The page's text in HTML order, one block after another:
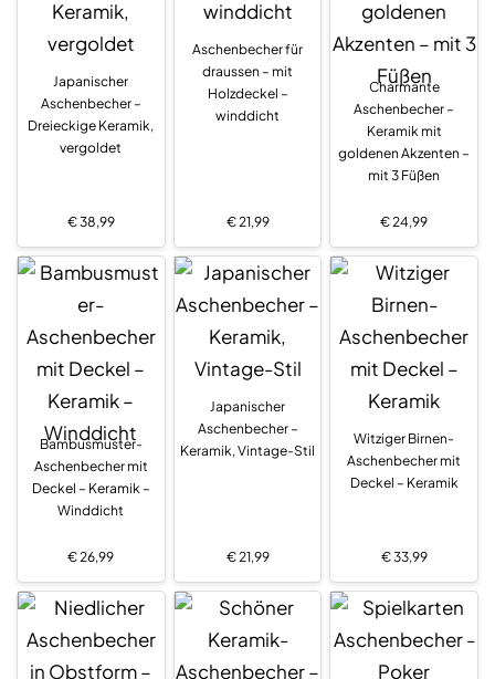
Japanischer
Aschenbecher –
Dreieckige Keramik,
vergoldet
€38,99
Aschenbecher für
draussen – mit
Holzdeckel –
winddicht
€21,99
Charmante
Aschenbecher –
Keramik mit
goldenen Akzenten –
mit 3 Füßen
€24,99
Bambusmuster-
Aschenbecher mit
Deckel – Keramik –
Winddicht
€26,99
Japanischer
Aschenbecher –
Keramik, Vintage-Stil
€21,99
Witziger Birnen-
Aschenbecher mit
Deckel – Keramik
€33,99